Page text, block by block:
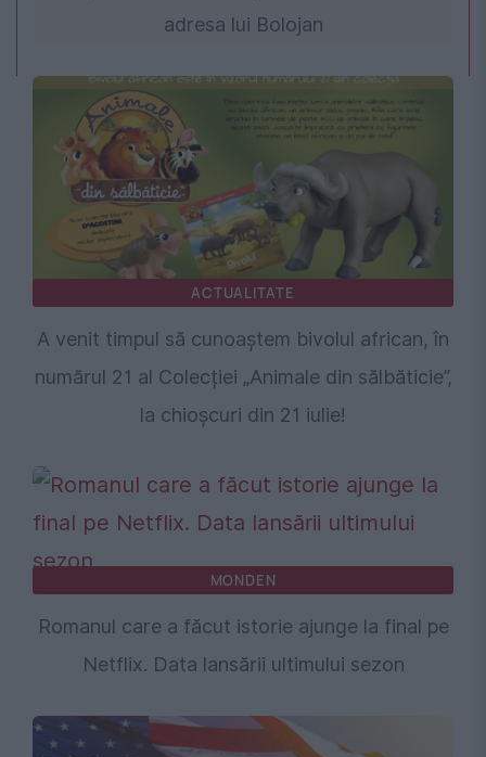
adresa lui Bolojan
ACTUALITATE
A venit timpul să cunoaștem bivolul african, în
numărul 21 al Colecției „Animale din sălbăticie”,
la chioșcuri din 21 iulie!
MONDEN
Romanul care a făcut istorie ajunge la final pe
Netflix. Data lansării ultimului sezon